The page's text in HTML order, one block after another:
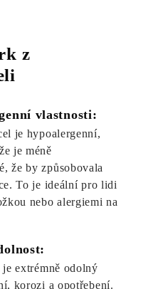
z
vlastnosti:
je hypoalergenní,
je méně
že by způsobovala
To je ideální pro lidi
nebo alergiemi na
extrémně odolný
korozi a opotřebení.